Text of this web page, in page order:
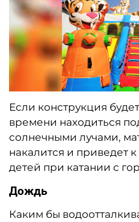
Если конструкция
времени находиться
солнечными лучами,
накалится и приведет
детей при катании с
Дождь
Каким бы